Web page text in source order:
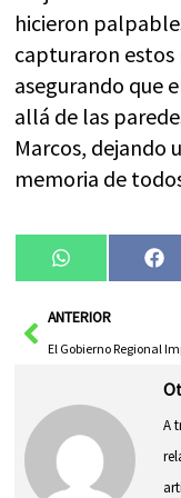
hicieron
capturaron
asegurando que
allá de las
Marcos, dejando
memoria de
Compartir
en
WhatsApp
AntANTERIOR
A